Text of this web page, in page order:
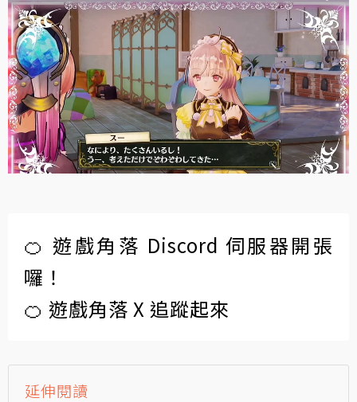
🍊 遊戲角落 Discord 伺服器開張
囉！
🍊 遊戲角落 X 追蹤起來
延伸閱讀